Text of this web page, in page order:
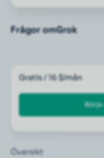
Frågor omGrok
Gratis / 16 $/mån
Börja
Översikt